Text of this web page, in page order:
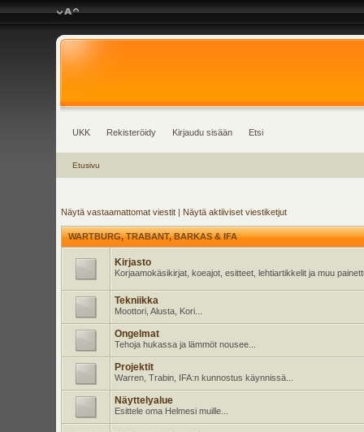
UKK Rekisteröidy Kirjaudu sisään Etsi
Etusivu
Näytä vastaamattomat viestit| Näytä aktiiviset viestiketjut
WARTBURG, TRABANT, BARKAS & IFA
Kirjasto
Korjaamokäsikirjat, koeajot, esitteet, lehtiartikkelit ja muu
Tekniikka
Moottori, Alusta, Kori...
Ongelmat
Tehoja hukassa ja lämmöt nousee...
Projektit
Warren, Trabin, IFA:n kunnostus käynnissä...
Näyttelyalue
Esittele oma Helmesi muille...